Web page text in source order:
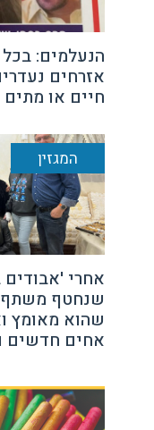
אזרחים
חיים או מתים
המגזין
אחרי 'אבודים
שנחטף משתף
אחים חדשים